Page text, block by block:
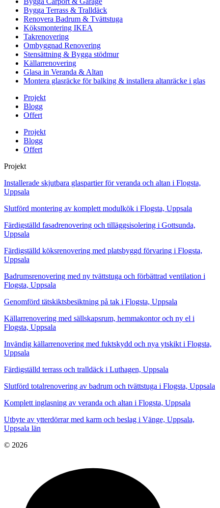
Bygga Terrass & Tralldäck
Renovera Badrum & Tvättstuga
Köksmontering IKEA
Takrenovering
Ombyggnad Renovering
Stensättning & Bygga stödmur
Källarrenovering
Glasa in Veranda & Altan
Montera glasräcke för balking & installera altanräcke i glas
Projekt
Blogg
Offert
Projekt
Blogg
Offert
Projekt
Installerade skjutbara glaspartier för veranda och altan i Flogsta,
Uppsala
Slutförd montering av komplett modulkök i Flogsta, Uppsala
Färdigställd fasadrenovering och tilläggsisolering i Gottsunda,
Uppsala
Färdigställd köksrenovering med platsbyggd förvaring i Flogsta,
Uppsala
Badrumsrenovering med ny tvättstuga och förbättrad ventilation i
Flogsta, Uppsala
Genomförd tätskiktsbesiktning på tak i Flogsta, Uppsala
Källarrenovering med sällskapsrum, hemmakontor och ny el i
Flogsta, Uppsala
Invändig källarrenovering med fuktskydd och nya ytskikt i Flogsta,
Uppsala
Färdigställd terrass och tralldäck i Luthagen, Uppsala
Slutförd totalrenovering av badrum och tvättstuga i Flogsta, Uppsala
Komplett inglasning av veranda och altan i Flogsta, Uppsala
Utbyte av ytterdörrar med karm och beslag i Vänge, Uppsala,
Uppsala län
© 2026